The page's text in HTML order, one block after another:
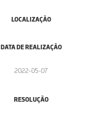
LOCALIZAÇÃO
DATA DE REALIZAÇÃO
2022-05-07
RESOLUÇÃO